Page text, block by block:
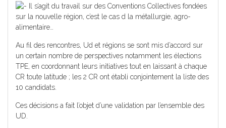
Il s’agit du travail sur des Conventions Collectives fondées
sur la nouvelle région, c’est le cas d la métallurgie, agro-
alimentaire…
Au fil des rencontres, Ud et régions se sont mis d’accord sur
un certain nombre de perspectives notamment les élections
TPE, en coordonnant leurs initiatives tout en laissant à chaque
CR toute latitude ; les 2 CR ont établi conjointement la liste des
10 candidats.
Ces décisions a fait l’objet d’une validation par l’ensemble des
UD.